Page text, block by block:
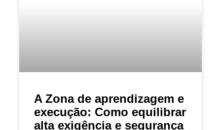
A Zona de aprendizagem e
execução: Como equilibrar
alta exigência e segurança